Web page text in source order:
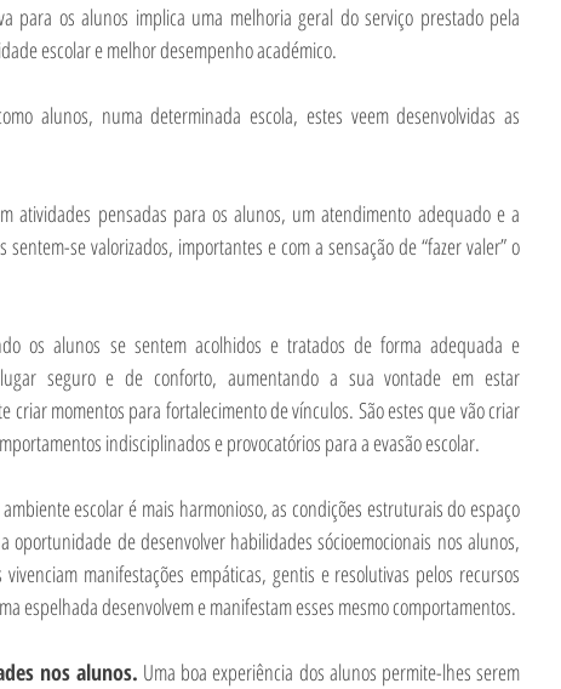
para os alunos implica uma melhoria geral do serviço prestado pela
escolar e melhor desempenho académico.
alunos, numa determinada escola, estes veem desenvolvidas as
atividades pensadas para os alunos, um atendimento adequado e a
se valorizados, importantes e com a sensação de “fazer valer” o
os alunos se sentem acolhidos e tratados de forma adequada e
seguro e de conforto, aumentando a sua vontade em estar
criar momentos para fortalecimento de vínculos. São estes que vão criar
indisciplinados e provocatórios para a evasão escolar.
escolar é mais harmonioso, as condições estruturais do espaço
de desenvolver habilidades sócioemocionais nos alunos,
manifestações empáticas, gentis e resolutivas pelos recursos
espelhada desenvolvem e manifestam esses mesmo comportamentos.
nos alunos. Uma boa experiência dos alunos permite-lhes serem